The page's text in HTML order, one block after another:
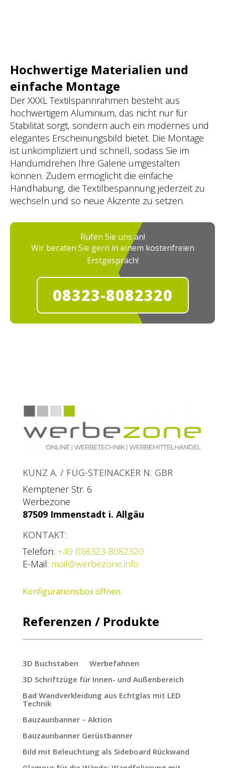
Hochwertige Materialien und
einfache Montage
Der XXXL Textilspannrahmen besteht aus
hochwertigem Aluminium, das nicht nur für
Stabilität sorgt, sondern auch ein modernes und
elegantes Erscheinungsbild bietet. Die Montage
ist unkompliziert und schnell, sodass Sie im
Handumdrehen Ihre Galerie umgestalten
können. Zudem ermöglicht die einfache
Handhabung, die Textilbespannung jederzeit zu
wechseln und so neue Akzente zu setzen.
Rufen Sie uns an!
Wir beraten Sie gern in einem kostenfreien
Erstgespräch!
08323-8082320
KUNZ A. / FÜG-STEINACKER N. GBR
Kemptener Str. 6
Werbezone
87509 Immenstadt i. Allgäu
KONTAKT:
Telefon: +49 (0)8323-8082320
E-Mail: mail@werbezone.info
Konfigurationsbox öffnen
Referenzen / Produkte
3D Buchstaben
Werbefahnen
3D Schriftzüge für Innen- und Außenbereich
Bad Wandverkleidung aus Echtglas mit LED
Technik
Bauzaunbanner – Aktion
Bauzaunbanner Gerüstbanner
Bild mit Beleuchtung als Sideboard Rückwand